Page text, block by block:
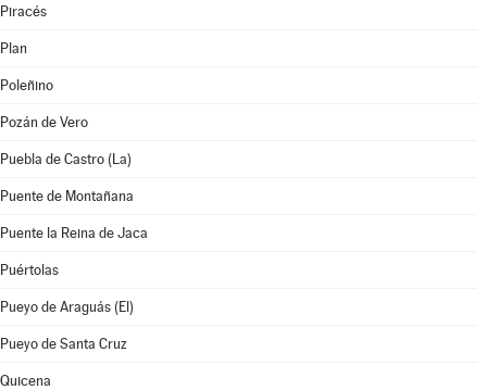
Piracés
Plan
Poleñino
Pozán de Vero
Puebla de Castro (La)
Puente de Montañana
Puente la Reina de Jaca
Puértolas
Pueyo de Araguás (El)
Pueyo de Santa Cruz
Quicena